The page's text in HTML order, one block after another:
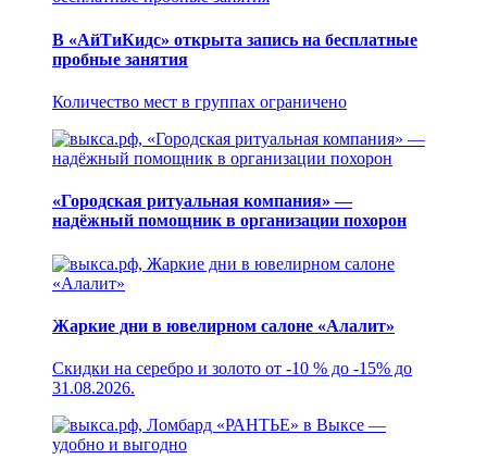
В «АйТиКидс» открыта запись на бесплатные
пробные занятия
Количество мест в группах ограничено
«Городская ритуальная компания» —
надёжный помощник в организации похорон
Жаркие дни в ювелирном салоне «Алалит»
Скидки на серебро и золото от -10 % до -15% до
31.08.2026.